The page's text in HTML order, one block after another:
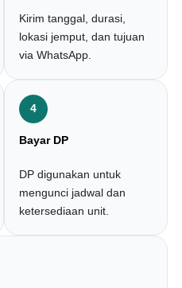
Kirim tanggal, durasi,
lokasi jemput, dan tujuan
via WhatsApp.
4
Bayar DP
DP digunakan untuk
mengunci jadwal dan
ketersediaan unit.